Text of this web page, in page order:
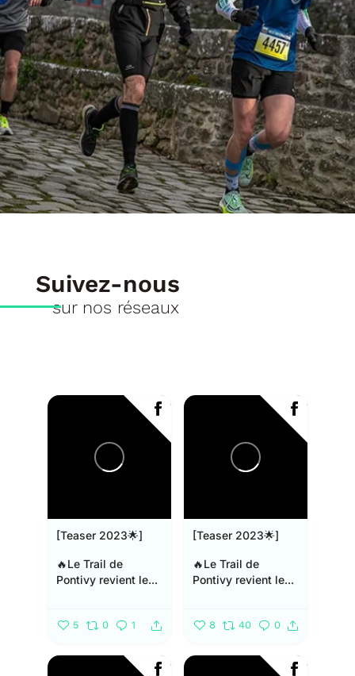
Suivez-nous
sur nos réseaux
[Teaser 2023🌟]
🔥Le Trail de
Pontivy revient le...
5 0 1
[Teaser 2023🌟]
🔥Le Trail de
Pontivy revient le...
8 40 0